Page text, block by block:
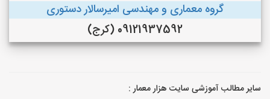
گروه معماری و مهندسی امیرسالار دستوری
09121937592 (کرج)
سایر مطالب آموزشی سایت هزار معمار :